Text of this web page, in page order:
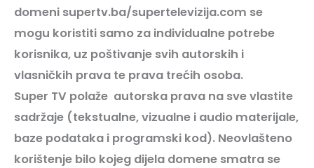
domeni supertv.ba/supertelevizija.com se
mogu koristiti samo za individualne potrebe
korisnika, uz poštivanje svih autorskih i
vlasničkih prava te prava trećih osoba.
Super TV polaže autorska prava na sve vlastite
sadržaje (tekstualne, vizualne i audio materijale,
baze podataka i programski kod). Neovlašteno
korištenje bilo kojeg dijela domene smatra se